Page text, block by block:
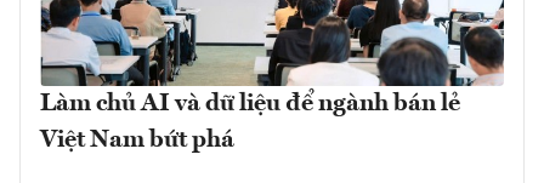
Làm chủ AI và dữ liệu để ngành bán lẻ
Việt Nam bứt phá